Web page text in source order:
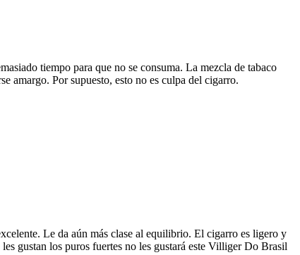
tiempo para que no se consuma. La mezcla de tabaco
amargo. Por supuesto, esto no es culpa del cigarro.
Le da aún más clase al equilibrio. El cigarro es ligero y
gustan los puros fuertes no les gustará este Villiger Do Brasil